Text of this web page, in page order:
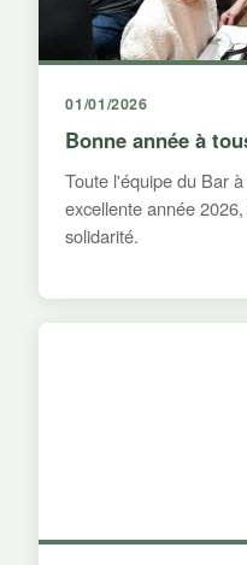
01/01/2026
Bonne année à
Toute l'équipe du Bar
excellente année
solidarité.